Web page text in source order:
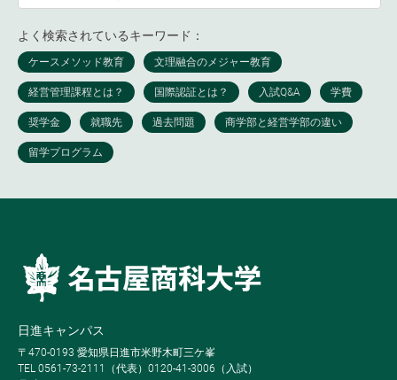
よく検索されているキーワード：
日進キャンパス
〒470-0193 愛知県日進市米野木町三ケ峯
TEL 0561-73-2111（代表）0120-41-3006（入試）